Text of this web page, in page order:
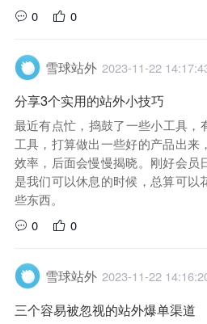
0
0
雪球站外 2023-11-22
分享3个实用的站外小技巧
最近有点忙，捣鼓了一些小工具，
工具，打算做出一些好的产品出来
效率，后面会慢慢揭晓。刚好会员
是我们可以休息的时候，总算可以
些东西。
0
0
雪球站外 2023-11-22
三个容易被忽视的站外爆单渠道